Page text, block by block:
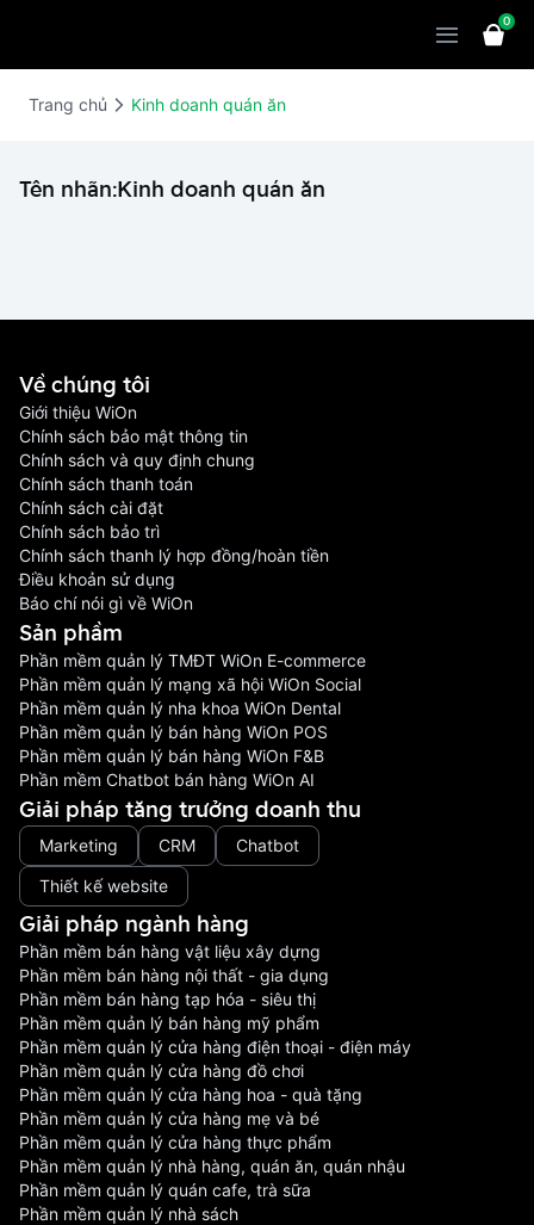
WiOn POS
WiOn Social
WiOn Invoice
Giải pháp
Marketing
Bảng giá
Khách hàng
Thông báo
0
Trang chủ Kinh doanh quán ăn
Tên nhãn:Kinh doanh quán ăn
Về chúng tôi
Giới thiệu WiOn
Chính sách bảo mật thông tin
Chính sách và quy định chung
Chính sách thanh toán
Chính sách cài đặt
Chính sách bảo trì
Chính sách thanh lý hợp đồng/hoàn tiền
Điều khoản sử dụng
Báo chí nói gì về WiOn
Sản phầm
Phần mềm quản lý TMĐT WiOn E-commerce
Phần mềm quản lý mạng xã hội WiOn Social
Phần mềm quản lý nha khoa WiOn Dental
Phần mềm quản lý bán hàng WiOn POS
Phần mềm quản lý bán hàng WiOn F&B
Phần mềm Chatbot bán hàng WiOn AI
Giải pháp tăng trưởng doanh thu
Marketing CRM
Chatbot
Thiết kế website
Giải pháp ngành hàng
Phần mềm bán hàng vật liệu xây dựng
Phần mềm bán hàng nội thất - gia dụng
Phần mềm bán hàng tạp hóa - siêu thị
Phần mềm quản lý bán hàng mỹ phẩm
Phần mềm quản lý cửa hàng điện thoại - điện máy
Phần mềm quản lý cửa hàng đồ chơi
Phần mềm quản lý cửa hàng hoa - quà tặng
Phần mềm quản lý cửa hàng mẹ và bé
Phần mềm quản lý cửa hàng thực phẩm
Phần mềm quản lý nhà hàng, quán ăn, quán nhậu
Phần mềm quản lý quán cafe, trà sữa
Phần mềm quản lý nhà sách